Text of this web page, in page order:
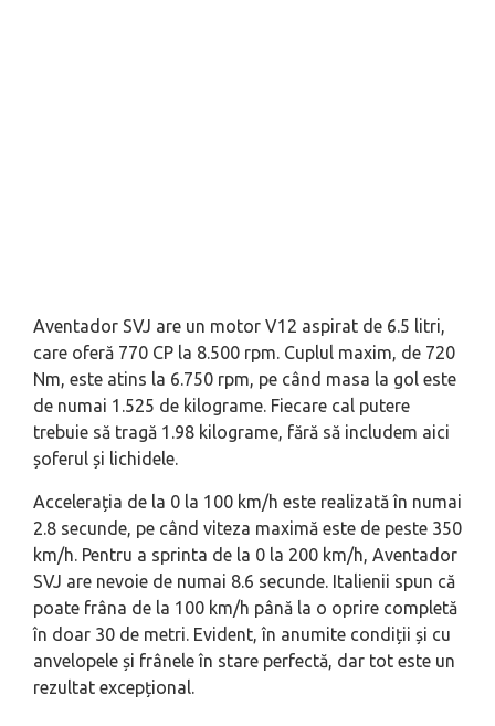
Aventador SVJ are un motor V12 aspirat de 6.5 litri,
care oferă 770 CP la 8.500 rpm. Cuplul maxim, de 720
Nm, este atins la 6.750 rpm, pe când masa la gol este
de numai 1.525 de kilograme. Fiecare cal putere
trebuie să tragă 1.98 kilograme, fără să includem aici
șoferul și lichidele.
Accelerația de la 0 la 100 km/h este realizată în numai
2.8 secunde, pe când viteza maximă este de peste 350
km/h. Pentru a sprinta de la 0 la 200 km/h, Aventador
SVJ are nevoie de numai 8.6 secunde. Italienii spun că
poate frâna de la 100 km/h până la o oprire completă
în doar 30 de metri. Evident, în anumite condiții și cu
anvelopele și frânele în stare perfectă, dar tot este un
rezultat excepțional.